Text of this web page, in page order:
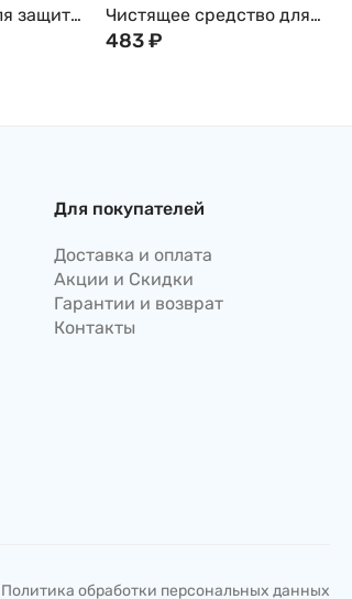
защиты
Чистящее средство для
барабанов в порошке
483₽
Для покупателей
Доставка и оплата
Акции и Скидки
Гарантии и возврат
Контакты
Политика обработки персональных данных